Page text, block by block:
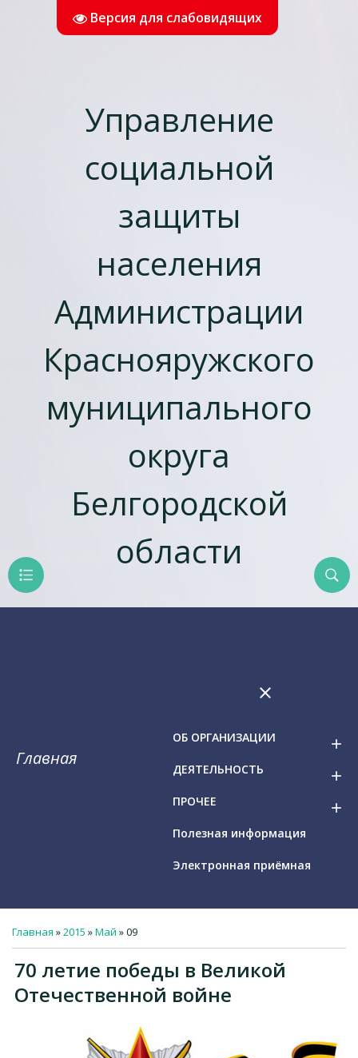
Версия для слабовидящих
Управление
социальной
защиты
населения
Администрации
Краснояружского
муниципального
округа
Белгородской
области
Главная
ОБ ОРГАНИЗАЦИИ add
ДЕЯТЕЛЬНОСТЬ add
ПРОЧЕЕ add
Полезная информация
Электронная приёмная
close
Главная »2015 »Май »09
70 летие победы в Великой
Отечественной войне